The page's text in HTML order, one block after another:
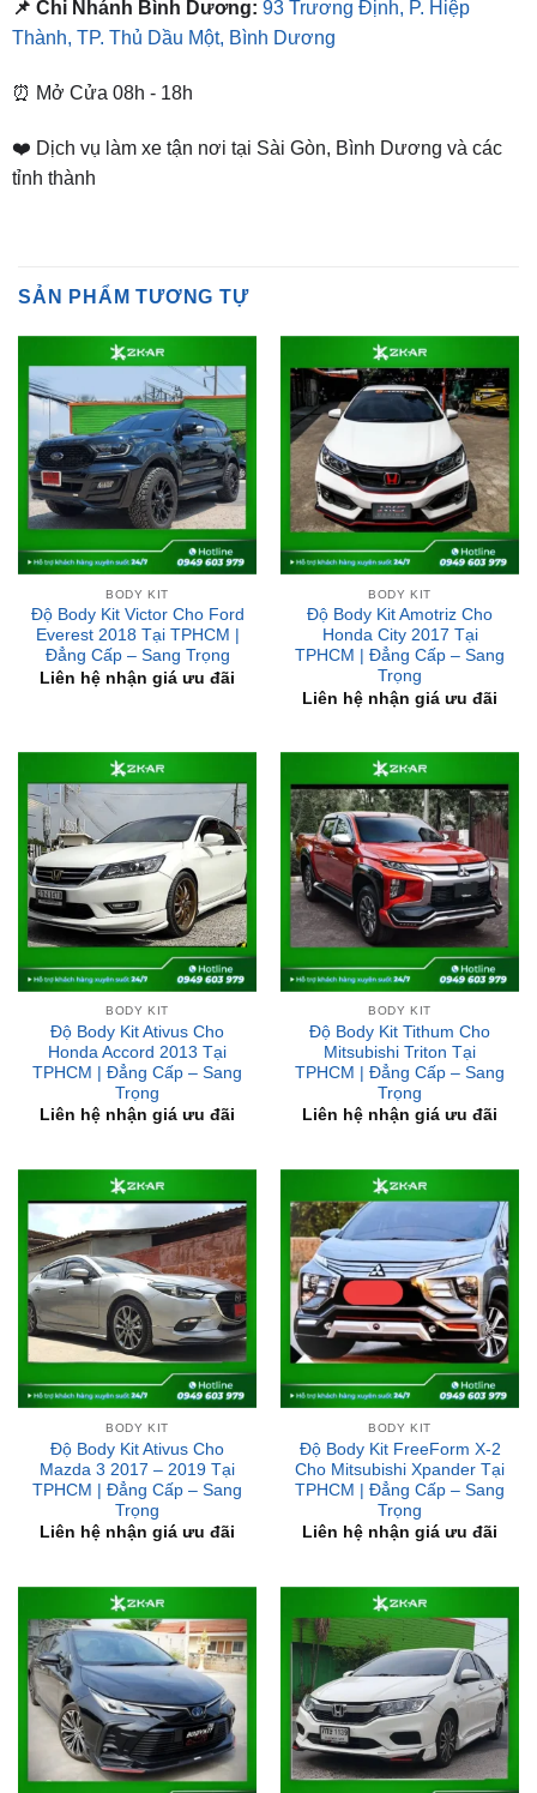
⏰ Mở Cửa 08h - 18h
❤️ Dịch vụ làm xe tận nơi tại Sài Gòn, Bình Dương và các
BODY KIT
Độ Body Kit Victor Cho Ford
Everest 2018 Tại TPHCM |
Đẳng Cấp – Sang Trọng
Liên hệ nhận giá ưu đãi
BODY KIT
Độ Body Kit Amotriz Cho
Honda City 2017 Tại
TPHCM | Đẳng Cấp – Sang
Trọng
Liên hệ nhận giá ưu đãi
BODY KIT
Độ Body Kit Ativus Cho
Honda Accord 2013 Tại
TPHCM | Đẳng Cấp – Sang
Trọng
Liên hệ nhận giá ưu đãi
BODY KIT
Độ Body Kit Tithum Cho
Mitsubishi Triton Tại
TPHCM | Đẳng Cấp – Sang
Trọng
Liên hệ nhận giá ưu đãi
BODY KIT
Độ Body Kit Ativus Cho
Mazda 3 2017 – 2019 Tại
TPHCM | Đẳng Cấp – Sang
Trọng
Liên hệ nhận giá ưu đãi
BODY KIT
Độ Body Kit FreeForm X-2
Cho Mitsubishi Xpander Tại
TPHCM | Đẳng Cấp – Sang
Trọng
Liên hệ nhận giá ưu đãi
BODY KIT BODY KIT